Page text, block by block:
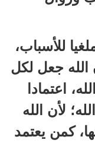
للأسباب،
جعل لكل
اعتمادا
لأن الله
كمن يعتمد